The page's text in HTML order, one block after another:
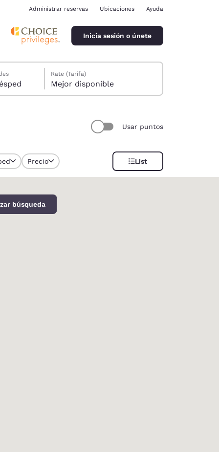
Administrar reservas Ubicaciones Ayuda
Inicia sesión o únete
1 huésped
Rate (Tarifa)
Mejor disponible
Usar puntos
Precio List
búsqueda